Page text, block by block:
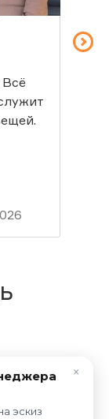
Всё
жмете
эскиз
×